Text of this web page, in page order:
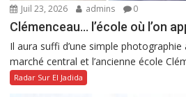
Juil 23, 2026 admins 0
Clémenceau… l’école où l’on
Il aura suffi d’une simple
marché central et l’ancienne école
Radar Sur El Jadida